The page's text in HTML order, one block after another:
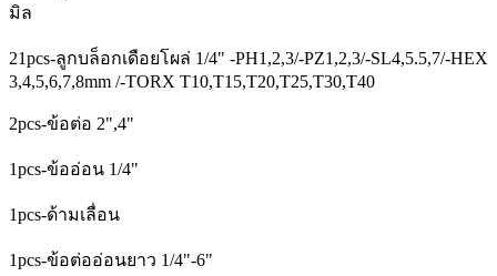
มิล
21pcs-ลูกบล็อกเดือยโผล่ 1/4" -PH1,2,3/-PZ1,2,3/-SL4,5.5,7/-HEX
3,4,5,6,7,8mm /-TORX T10,T15,T20,T25,T30,T40
2pcs-ข้อต่อ 2",4"
1pcs-ข้ออ่อน 1/4"
1pcs-ด้ามเลื่อน
1pcs-ข้อต่ออ่อนยาว 1/4"-6"